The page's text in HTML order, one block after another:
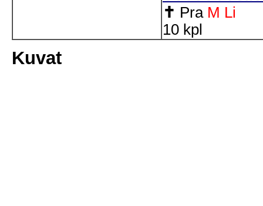
✝ Pra M Li
10 kpl
Kuvat